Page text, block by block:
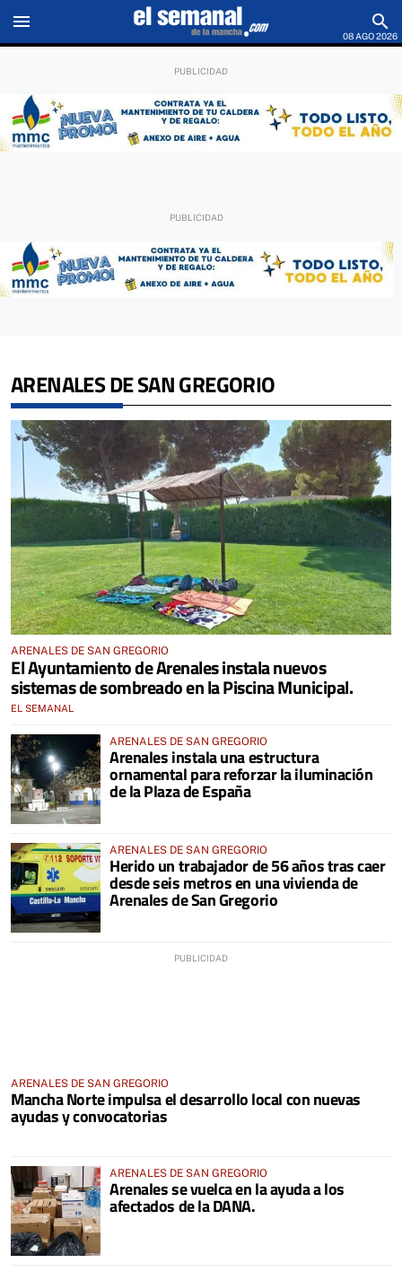
menu search
08 AGO 2026
ARENALES DE SAN GREGORIO
ARENALES DE SAN GREGORIO
El Ayuntamiento de Arenales instala nuevos
sistemas de sombreado en la Piscina Municipal.
EL SEMANAL
ARENALES DE SAN GREGORIO
Arenales instala una estructura
ornamental para reforzar la iluminación
de la Plaza de España
ARENALES DE SAN GREGORIO
Herido un trabajador de 56 años tras caer
desde seis metros en una vivienda de
Arenales de San Gregorio
ARENALES DE SAN GREGORIO
Mancha Norte impulsa el desarrollo local con nuevas
ayudas y convocatorias
ARENALES DE SAN GREGORIO
Arenales se vuelca en la ayuda a los
afectados de la DANA.